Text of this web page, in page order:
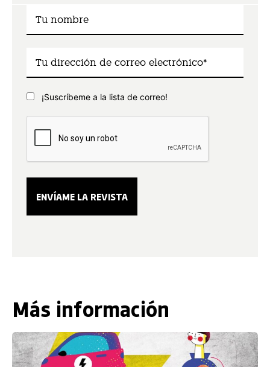
¡Suscríbeme a la lista de correo!
Más información